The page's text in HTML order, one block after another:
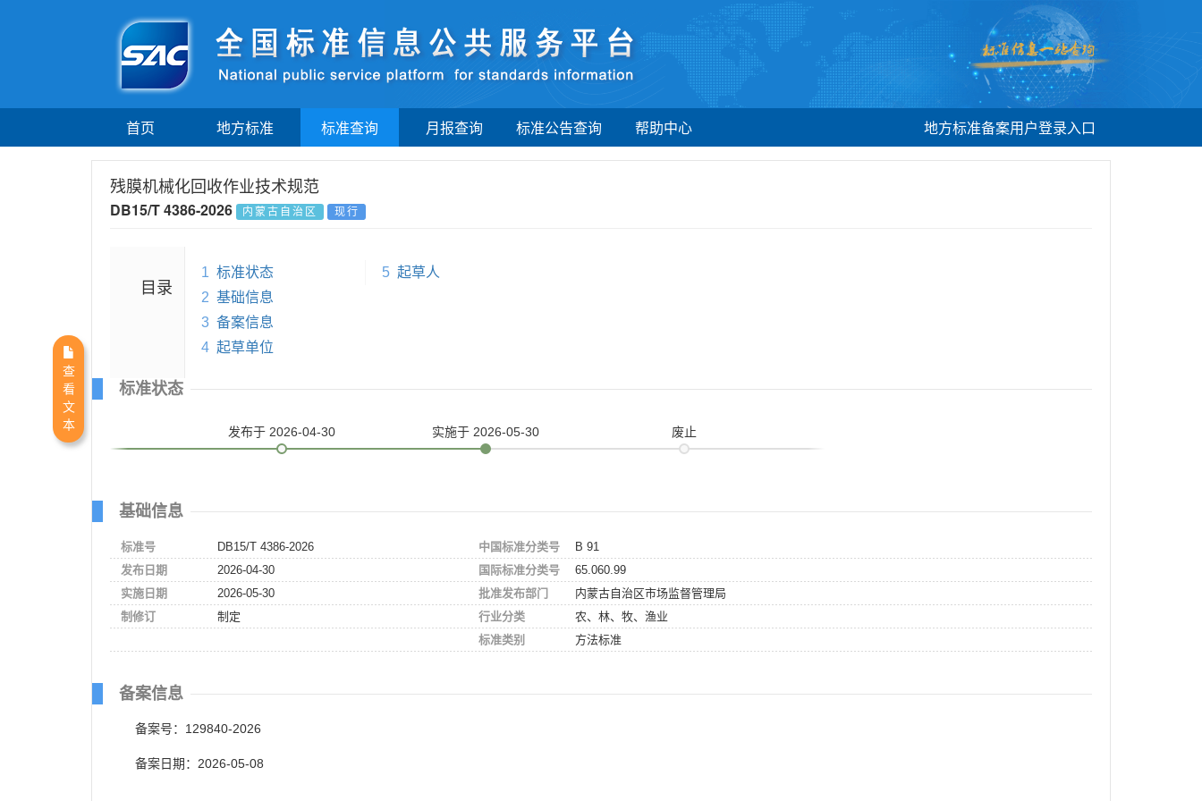
首页 地方标准 标准查询 月报查询 标准公告查询 帮助中心 地方标准备案用户登录入口
查
看
文
本
残膜机械化回收作业技术规范
DB15/T 4386-2026 内蒙古自治区 现行
目录
1 标准状态
2 基础信息
3 备案信息
4 起草单位
5 起草人
标准状态
发布于 2026-04-30 实施于 2026-05-30 废止
基础信息
标准号
DB15/T 4386-2026
发布日期
2026-04-30
实施日期
2026-05-30
制修订
制定
中国标准分类号
B 91
国际标准分类号
65.060.99
批准发布部门
内蒙古自治区市场监督管理局
行业分类
农、林、牧、渔业
标准类别
方法标准
备案信息
备案号：129840-2026
备案日期：2026-05-08